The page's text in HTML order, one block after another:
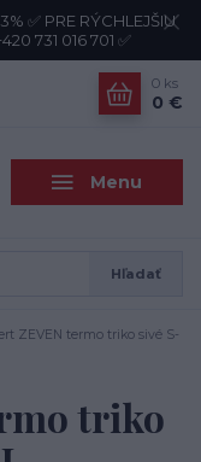
✅ PRE RÝCHLEJŠIU
731 016 701 ✅
Menu
Hľadať
0 ks
0 €
ZEVEN termo triko sivé S-
triko